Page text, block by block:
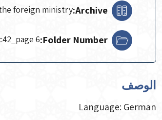
Archive:
foreign ministry
Folder Number:
6
الوصف
Language: German